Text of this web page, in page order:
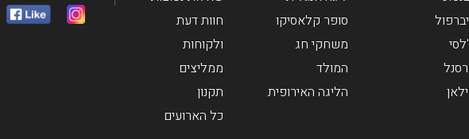
סופר קלאסיקו
משחקי חג
המולד
הליגה האירופית
חוות דעת
ולקוחות
ממליצים
תקנון
כל הארועים